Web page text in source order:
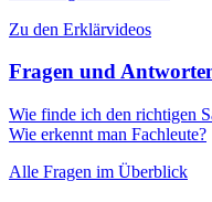
Zu den Erklärvideos
Fragen und
Wie finde ich den richtigen
Wie erkennt man Fachleute?
Alle Fragen im Überblick